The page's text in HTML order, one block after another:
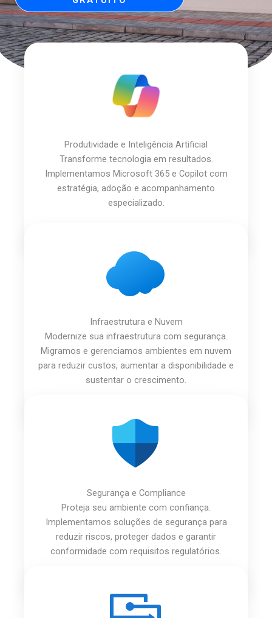
Produtividade e Inteligência Artificial
Transforme tecnologia em resultados.
Implementamos Microsoft 365 e Copilot com
estratégia, adoção e acompanhamento
especializado.
Infraestrutura e Nuvem
Modernize sua infraestrutura com segurança.
Migramos e gerenciamos ambientes em nuvem
para reduzir custos, aumentar a disponibilidade e
sustentar o crescimento.
Segurança e Compliance
Proteja seu ambiente com confiança.
Implementamos soluções de segurança para
reduzir riscos, proteger dados e garantir
conformidade com requisitos regulatórios.